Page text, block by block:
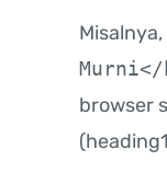
Murni</
browser